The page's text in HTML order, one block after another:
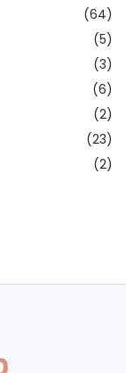
(64)
(5)
(3)
(6)
(2)
(23)
(2)